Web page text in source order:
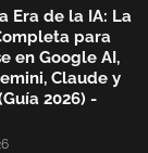
Era de la IA: La
para
en Google AI,
Claude y
2026) -